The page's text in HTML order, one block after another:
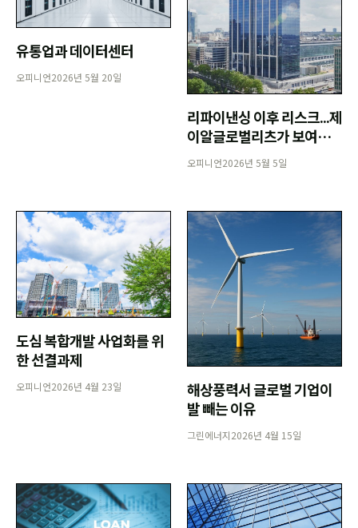
유통업과 데이터센터
오피니언2026년 5월 20일
리파이낸싱 이후 리스크...제
이알글로벌리츠가 보여준
교훈
오피니언2026년 5월 5일
도심 복합개발 사업화를 위
한 선결과제
오피니언2026년 4월 23일
해상풍력서 글로벌 기업이
발 빼는 이유
그린에너지2026년 4월 15일